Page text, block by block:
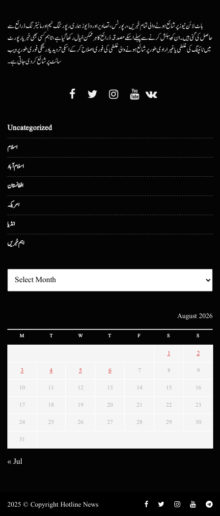
ہاٹ لائن نیوز پر شائع ہونے والی تمام خبریں، رپورٹس، تصاویر اور وڈیوز ہماری رپورٹنگ ٹیم اور مانیٹرنگ ذرائع سے
حاصل کی گئی ہیں۔ ان کو پبلش کرنے سے پہلے اسکے مصدقہ ذرائع کا ہرممکن خیال رکھا گیا ہے، تاہم کسی بھی خبر یا رپورٹ
میں ٹائپنگ کی غلطی یا غیرارادی طور پر شائع ہونے والی غلطی کی فوری اصلاح کرکے اسکی تردید یا درستگی فوری طور پر ویب
سائٹ پر شائع کردی جاتی ہے۔
Uncategorized
اسلام
اسلام آباد
افغانستان
امریکہ
انڈیا
اہم خبریں
August 2026
M T W T F S S
1 2
3 4 5 6 7 8 9
10 11 12 13 14 15 16
17 18 19 20 21 22 23
24 25 26 27 28 29 30
31
« Jul
2025 © Copyright Hotline News